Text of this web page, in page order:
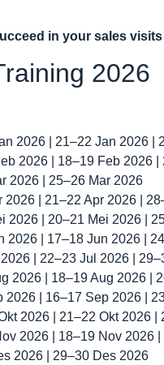
in your sales visits
2026
2026 | 21–22 Jan 2026 |
2026 | 18–19 Feb 2026
2026 | 25–26 Mar 2026
2026 | 21–22 Apr 2026 |
2026 | 20–21 Mei 2026 |
2026 | 17–18 Jun 2026 |
| 22–23 Jul 2026 |
2026 | 18–19 Aug 2026 |
2026 | 16–17 Sep 2026 |
2026 | 21–22 Okt 2026 |
2026 | 18–19 Nov 2026
2026 | 29–30 Des 2026